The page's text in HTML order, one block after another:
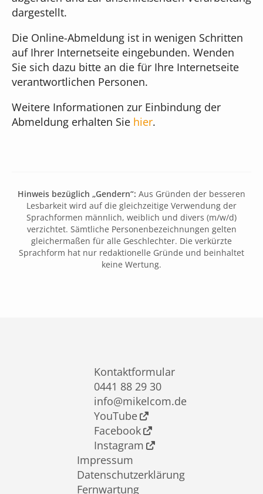
Cloudversion
Server mieten
Was kostet iMikel?
Bildgenerierung
Textbearbeitung
für Administratoren
für Webdesigner
Unser Gebäude
Das sagen unsere Kunden
dargestellt.
Die Online-Abmeldung ist in wenigen Schritten
auf Ihrer Internetseite eingebunden. Wenden
Sie sich dazu bitte an die für Ihre Internetseite
verantwortlichen Personen.
Weitere Informationen zur Einbindung der
Abmeldung erhalten Sie hier.
Hinweis bezüglich „Gendern“: Aus Gründen der besseren
Lesbarkeit wird auf die gleichzeitige Verwendung der
Sprachformen männlich, weiblich und divers (m/w/d)
verzichtet. Sämtliche Personenbezeichnungen gelten
gleichermaßen für alle Geschlechter. Die verkürzte
Sprachform hat nur redaktionelle Gründe und beinhaltet
keine Wertung.
Kontaktformular
0441 88 29 30
info@mikelcom.de
YouTube
Facebook
Instagram
Impressum
Datenschutzerklärung
Fernwartung